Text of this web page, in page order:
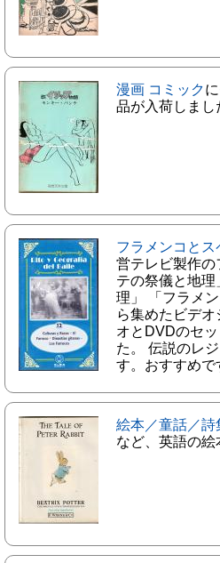
漫画 コミック
品が入荷しまし
フラメンコとス
営テレビ製作の
テの祭儀と地
理」 「フラメ
ら集めたビデ
オとDVDのセ
た。 伝説のレ
す。おすすめで
絵本／童話／詩
など、英語の絵